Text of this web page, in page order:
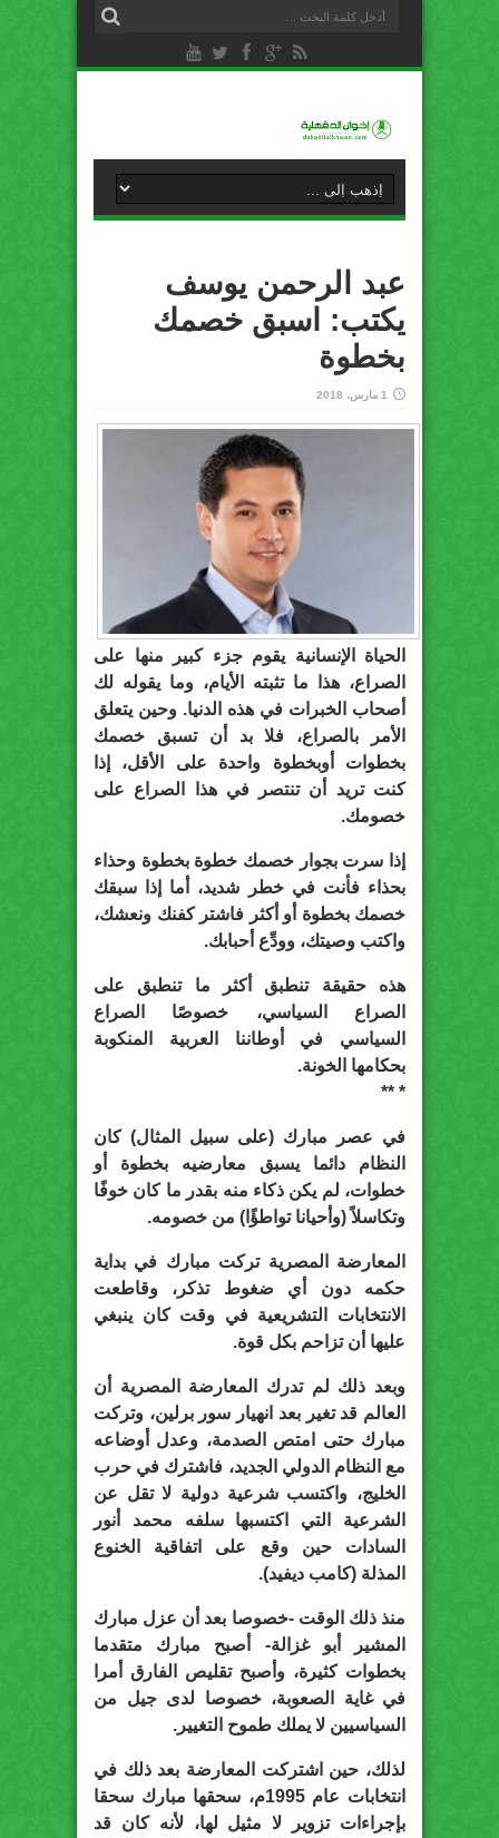
عبد الرحمن يوسف
يكتب: اسبق خصمك
بخطوة
1 مارس، 2018
الحياة الإنسانية يقوم جزء كبير منها على
الصراع، هذا ما تثبته الأيام، وما يقوله لك
أصحاب الخبرات في هذه الدنيا. وحين يتعلق
الأمر بالصراع، فلا بد أن تسبق خصمك
بخطوات أوبخطوة واحدة على الأقل، إذا
كنت تريد أن تنتصر في هذا الصراع على
خصومك.
إذا سرت بجوار خصمك خطوة بخطوة وحذاء
بحذاء فأنت في خطر شديد، أما إذا سبقك
خصمك بخطوة أو أكثر فاشتر كفنك ونعشك،
واكتب وصيتك، وودِّع أحبابك.
هذه حقيقة تنطبق أكثر ما تنطبق على
الصراع السياسي، خصوصًا الصراع
السياسي في أوطاننا العربية المنكوبة
بحكامها الخونة.
* **
في عصر مبارك (على سبيل المثال) كان
النظام دائما يسبق معارضيه بخطوة أو
خطوات، لم يكن ذكاء منه بقدر ما كان خوفًا
وتكاسلاً (وأحيانا تواطؤًا) من خصومه.
المعارضة المصرية تركت مبارك في بداية
حكمه دون أي ضغوط تذكر، وقاطعت
الانتخابات التشريعية في وقت كان ينبغي
عليها أن تزاحم بكل قوة.
وبعد ذلك لم تدرك المعارضة المصرية أن
العالم قد تغير بعد انهيار سور برلين، وتركت
مبارك حتى امتص الصدمة، وعدل أوضاعه
مع النظام الدولي الجديد، فاشترك في حرب
الخليج، واكتسب شرعية دولية لا تقل عن
الشرعية التي اكتسبها سلفه محمد أنور
السادات حين وقع على اتفاقية الخنوع
المذلة (كامب ديفيد).
منذ ذلك الوقت -خصوصا بعد أن عزل مبارك
المشير أبو غزالة- أصبح مبارك متقدما
بخطوات كثيرة، وأصبح تقليص الفارق أمرا
في غاية الصعوبة، خصوصا لدى جيل من
السياسيين لا يملك طموح التغيير.
لذلك، حين اشتركت المعارضة بعد ذلك في
انتخابات عام 1995م، سحقها مبارك سحقا
بإجراءات تزوير لا مثيل لها، لأنه كان قد